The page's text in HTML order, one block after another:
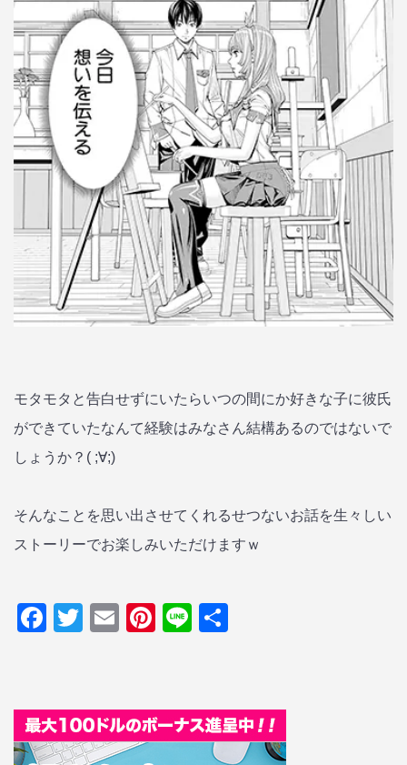
モタモタと告白せずにいたらいつの間にか好きな子に彼氏
ができていたなんて経験はみなさん結構あるのではないで
しょうか？( ;∀;)
そんなことを思い出させてくれるせつないお話を生々しい
ストーリーでお楽しみいただけますｗ
Facebook
Twitter
EmailPinterest
Line